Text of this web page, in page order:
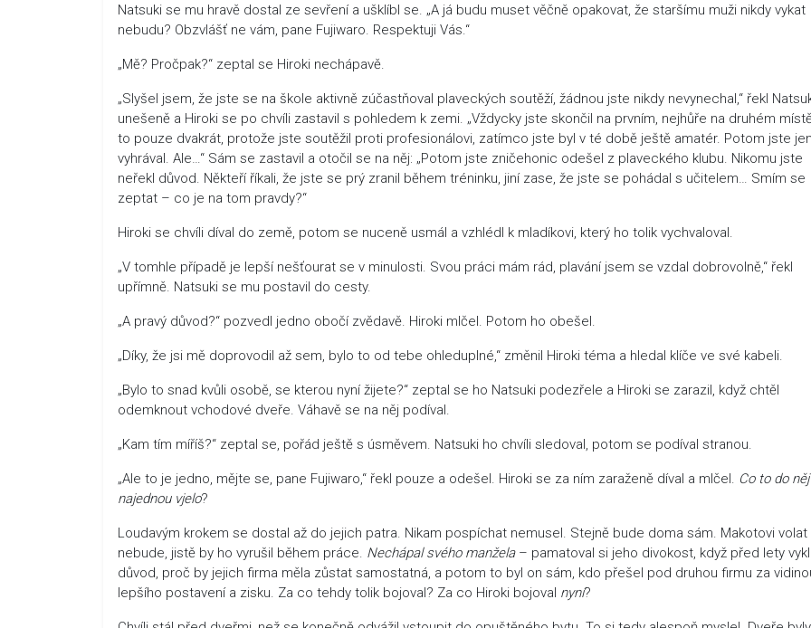
Natsuki se mu hravě dostal ze sevření a ušklíbl se. „A já budu muset věčně opakovat, že staršímu muži nikdy vykat
nebudu? Obzvlášť ne vám, pane Fujiwaro. Respektuji Vás.“
„Mě? Pročpak?“ zeptal se Hiroki nechápavě.
„Slyšel jsem, že jste se na škole aktivně zúčastňoval plaveckých soutěží, žádnou jste nikdy nevynechal,“ řekl
unešeně a Hiroki se po chvíli zastavil s pohledem k zemi. „Vždycky jste skončil na prvním, nejhůře na druhém
to pouze dvakrát, protože jste soutěžil proti profesionálovi, zatímco jste byl v té době ještě amatér. Potom jste jen
vyhrával. Ale…“ Sám se zastavil a otočil se na něj: „Potom jste zničehonic odešel z plaveckého klubu. Nikomu jste
neřekl důvod. Někteří říkali, že jste se prý zranil během tréninku, jiní zase, že jste se pohádal s učitelem… Smím se
zeptat – co je na tom pravdy?“
Hiroki se chvíli díval do země, potom se nuceně usmál a vzhlédl k mladíkovi, který ho tolik vychvaloval.
„V tomhle případě je lepší nešťourat se v minulosti. Svou práci mám rád, plavání jsem se vzdal dobrovolně,“ řekl
upřímně. Natsuki se mu postavil do cesty.
„A pravý důvod?“ pozvedl jedno obočí zvědavě. Hiroki mlčel. Potom ho obešel.
„Díky, že jsi mě doprovodil až sem, bylo to od tebe ohleduplné,“ změnil Hiroki téma a hledal klíče ve své kabeli.
„Bylo to snad kvůli osobě, se kterou nyní žijete?“ zeptal se ho Natsuki podezřele a Hiroki se zarazil, když chtěl
odemknout vchodové dveře. Váhavě se na něj podíval.
„Kam tím míříš?“ zeptal se, pořád ještě s úsměvem. Natsuki ho chvíli sledoval, potom se podíval stranou.
„Ale to je jedno, mějte se, pane Fujiwaro,“ řekl pouze a odešel. Hiroki se za ním zaraženě díval a mlčel. Co to do něj
najednou vjelo?
Loudavým krokem se dostal až do jejich patra. Nikam pospíchat nemusel. Stejně bude doma sám. Makotovi volat
nebude, jistě by ho vyrušil během práce. Nechápal svého manžela– pamatoval si jeho divokost, když před lety
důvod, proč by jejich firma měla zůstat samostatná, a potom to byl on sám, kdo přešel pod druhou firmu za
lepšího postavení a zisku. Za co tehdy tolik bojoval? Za co Hiroki bojoval nyní?